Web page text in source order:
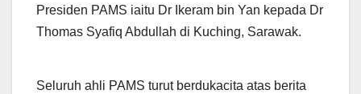
Presiden PAMS iaitu Dr Ikeram bin Yan kepada Dr
Thomas Syafiq Abdullah di Kuching, Sarawak.
Seluruh ahli PAMS turut berdukacita atas berita